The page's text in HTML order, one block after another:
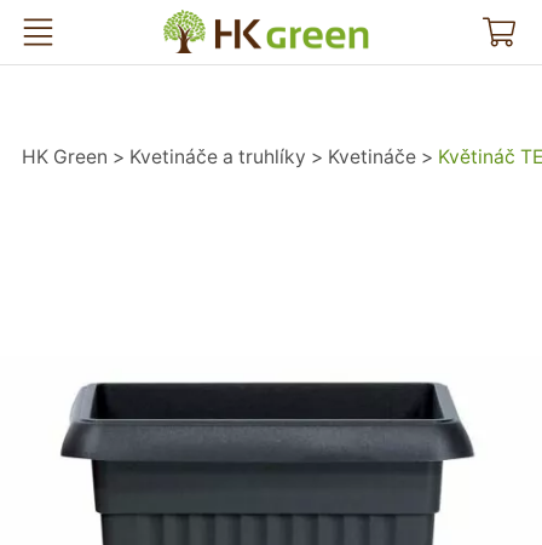
HK Green
HK Green Kvetináče a truhlíky Kvetináče Květináč